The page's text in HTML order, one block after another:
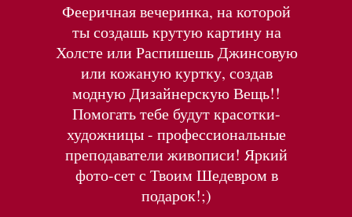
Фееричная вечеринка, на которой
ты создашь крутую картину на
Холсте или Распишешь Джинсовую
или кожаную куртку, создав
модную Дизайнерскую Вещь!!
Помогать тебе будут красотки-
художницы - профессиональные
преподаватели живописи! Яркий
фото-сет с Твоим Шедевром в
подарок!;)